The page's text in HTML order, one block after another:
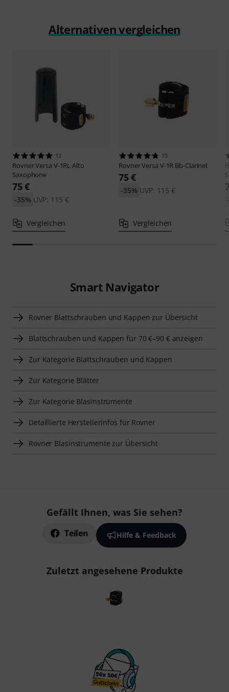
Alternativen vergleichen
12
RovnerVersa V-1RL Alto
Saxophone
75 €
UVP: 115 €
-35%
Vergleichen
73
RovnerVersa V-1R Bb-Clarinet
75 €
UVP: 115 €
-35%
Vergleichen
Smart Navigator
Rovner Blattschrauben und Kappen zur Übersicht
Blattschrauben und Kappen für 70 €–90 € anzeigen
Zur Kategorie Blattschrauben und Kappen
Zur Kategorie Blätter
Zur Kategorie Blasinstrumente
Detaillierte Herstellerinfos für Rovner
Rovner Blasinstrumente zur Übersicht
Gefällt Ihnen, was Sie sehen?
Teilen Hilfe & Feedback
Zuletzt angesehene Produkte